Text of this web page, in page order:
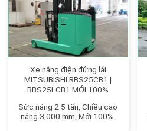
Xe nâng điện đứng lái
MITSUBISHI RBS25CB1 |
RBS25LCB1 MỚI 100%
Sức nâng 2.5 tấn, Chiều cao
nâng 3,000 mm, Mới 100%.